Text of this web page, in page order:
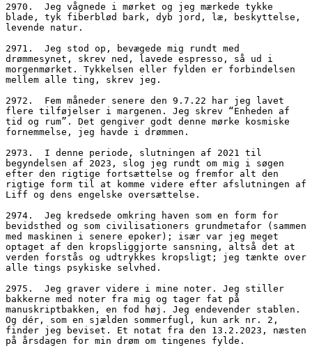
2970.  Jeg vågnede i mørket og jeg mærkede tykke
blade, tyk fiberblød bark, dyb jord, læ, beskyttelse,
levende natur.
2971.  Jeg stod op, bevægede mig rundt med
drømmesynet, skrev ned, lavede espresso, så ud i
morgenmørket. Tykkelsen eller fylden er forbindelsen
mellem alle ting, skrev jeg.
2972.  Fem måneder senere den 9.7.22 har jeg lavet
flere tilføjelser i margenen. Jeg skrev “Enheden af
tid og rum”. Det gengiver godt denne mørke kosmiske
fornemmelse, jeg havde i drømmen.
2973.  I denne periode, slutningen af 2021 til
begyndelsen af 2023, slog jeg rundt om mig i søgen
efter den rigtige fortsættelse og fremfor alt den
rigtige form til at komme videre efter afslutningen af
Liff og dens engelske oversættelse.
2974.  Jeg kredsede omkring haven som en form for
bevidsthed og som civilisationers grundmetafor (sammen
med maskinen i senere epoker); især var jeg meget
optaget af den kropsliggjorte sansning, altså det at
verden forstås og udtrykkes kropsligt; jeg tænkte over
alle tings psykiske selvhed.
2975.  Jeg graver videre i mine noter. Jeg stiller
bakkerne med noter fra mig og tager fat på
manuskriptbakken, en fod høj. Jeg endevender stablen.
Og dér, som en sjælden sommerfugl, kun ark nr. 2,
finder jeg beviset. Et notat fra den 13.2.2023, næsten
på årsdagen for min drøm om tingenes fylde.